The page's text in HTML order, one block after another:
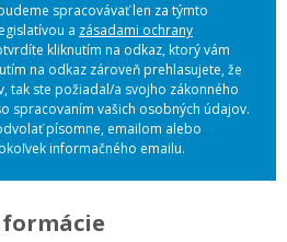
spracovávať len za týmto
a zásadami ochrany
kliknutím na odkaz, ktorý vám
na odkaz zároveň prehlasujete, že
tak ste požiadal/a svojho zákonného
spracovaním vašich osobných údajov.
písomne, emailom alebo
informačného emailu.